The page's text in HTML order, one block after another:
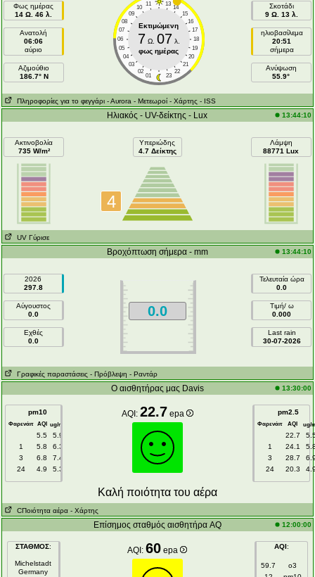
Φως ημέρας
14 Ω. 46 λ.
Ανατολή
06:06
αύριο
Aζιμούθιο
186.7° N
11 13
10
14
09
15
08
16
07
17
06
18
05
19
04
20
03
21
02
22
01 23
Εκτιμώμενη
7 Ω. 07 λ.
φως ημέρας
Σκοτάδι
9 Ω. 13 λ.
ηλιοβασίλεμα
20:51
σήμερα
Ανύψωση
55.9°
Πληροφορίες για το φεγγάρι - Αυrora - Μετεωροί - Χάρτης - ISS
Ηλιακός - UV-δείκτης - Lux 13:44:10
Ακτινοβολία
735 W/m²
Υπεριώδης
4.7 Δείκτης
4
Λάμψη
88771 Lux
UV Γύρισε
Βροχόπτωση σήμερα - mm 13:44:10
2026
297.8
Αύγουστος
0.0
Εχθές
0.0
0.0
Τελευταία ώρα
0.0
Τιμή/ ω
0.000
Last rain
30-07-2026
Γραφικές παραστάσεις - Πρόβλεψη - Ραντάρ
Ο αισθητήρας μας Davis 13:30:00
pm10
Φαρενάιτ AQI ug/m
5.5
5.9
1
5.8
6.3
3
6.8
7.4
24
4.9 5.3
AQI: 22.7 epa pm2.5
Φαρενάιτ AQI ug/
22.7
1
24.1
3
28.7
24
20.3
Kαλή ποιότητα του αέρα
CΠοιότητα αέρα - Χάρτης
Επίσημος σταθμός αισθητήρα AQ 12:00:00
ΣΤΑΘΜΟΣ:
Michelstadt
Germany
AQI:60 epa AQI:
59.7
o3